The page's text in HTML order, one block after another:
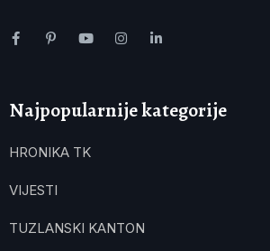
Najpopularnije kategorije
HRONIKA TK
VIJESTI
TUZLANSKI KANTON